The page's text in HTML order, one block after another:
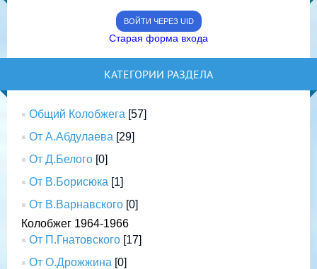
ВОЙТИ ЧЕРЕЗ UID
Старая форма входа
КАТЕГОРИИ РАЗДЕЛА
Общий Колобжега [57]
От А.Абдулаева [29]
От Д.Белого [0]
От В.Борисюка [1]
От В.Варнавского [0]
Колобжег 1964-1966
От П.Гнатовского [17]
От О.Дрожжина [0]